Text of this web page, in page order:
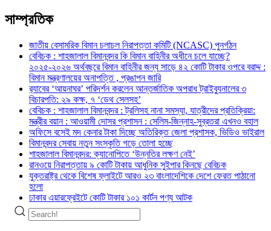
সাম্প্রতিক
জাতীয় বেসামরিক বিমান চলাচল নিরাপত্তা কমিটি (NCASC) পুনর্গঠন
বেবিচক : শাহজালাল বিমানবন্দর কি বিমান বাহিনীর অধীনে চলে যাচ্ছে?
২০২৫-২০২৬ অর্থবছরে বিমান বাহিনীর জন্য সাড়ে ৪২ কোটি টাকার ওপরে বরাদ্দ :
বিমান মন্ত্রণালয়ের অনাপত্তি , প্রঙাপন জারি
র‍্যাবের ‘আয়নাঘর’ পরিদর্শন করলেন আন্তর্জাতিক অপরাধ ট্রাইব্যুনালের ৩
বিচারপতি: ২৯ কক্ষ, ৭ ‘ডেথ সেলসহ’
বেবিচক : শাহজালাল বিমানবন্দর : ট্রলিসহ নানা সমস্যা, যাত্রীদের প্রতিক্রিয়া:
মন্ত্রীর বয়ান : আওয়ামী দোসর প্রশাসন : সেলিম-জিন্নাহ-সুব্রতরা এখনও বহাল
অফিসে বসেই মদ কেনার টাকা দিচ্ছে অতিরিক্ত জেলা প্রশাসক, ভিডিও ভাইরাল
বিমানবন্দর সেবায় নতুন সংস্কৃতি গড়ে তোলা হচ্ছে
শাহজালাল বিমানবন্দর: ক্যানোপিতে ‘উন্নতির লক্ষণ নেই’
রানওয়ে নিরাপত্তায় ৯ কোটি টাকায় আধুনিক সুইপার কিনছে বেবিচক
যুক্তরাষ্ট্র থেকে বিশেষ ফ্লাইটে আরও ২৩ বাংলাদেশিকে দেশে ফেরত পাঠানো
হলো
ঢাকার এয়ারফ্রেইটে কোটি টাকার ১০১ কার্টন পণ্য আটক